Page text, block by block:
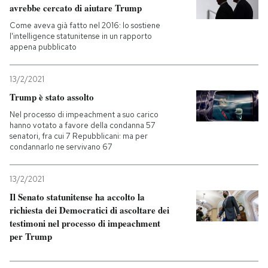
PODCAST
NEWSLETTER
I MIEI PREFERITI
SHOP
CALENDARIO
AREA PERSONALE
avrebbe cercato di aiutare Trump
Come aveva già fatto nel 2016: lo sostiene
l'intelligence statunitense in un rapporto
appena pubblicato
13/2/2021
Trump è stato assolto
Nel processo di impeachment a suo carico
hanno votato a favore della condanna 57
senatori, fra cui 7 Repubblicani: ma per
condannarlo ne servivano 67
13/2/2021
Il Senato statunitense ha accolto la
richiesta dei Democratici di ascoltare dei
testimoni nel processo di impeachment
per Trump